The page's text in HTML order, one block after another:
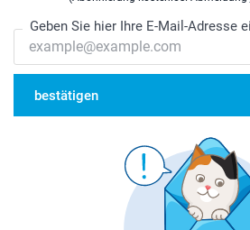
die höchste Stufe.
Bringen Sie das Etikett in die
achten Sie dabei auf die korrekte
Legen Sie ein Stück
enthalten) über das Etikett.
Drücken Sie das Bügeleisen fünf
lang fest auf das Etikett und
Geben Sie hier Ihre E-Mail-Adresse
bestätigen